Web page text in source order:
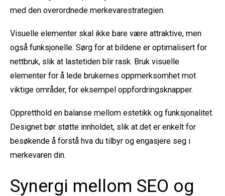
med den overordnede merkevarestrategien.
Visuelle elementer skal ikke bare være attraktive, men
også funksjonelle. Sørg for at bildene er optimalisert for
nettbruk, slik at lastetiden blir rask. Bruk visuelle
elementer for å lede brukernes oppmerksomhet mot
viktige områder, for eksempel oppfordringsknapper.
Oppretthold en balanse mellom estetikk og funksjonalitet.
Designet bør støtte innholdet, slik at det er enkelt for
besøkende å forstå hva du tilbyr og engasjere seg i
merkevaren din.
Synergi mellom SEO og